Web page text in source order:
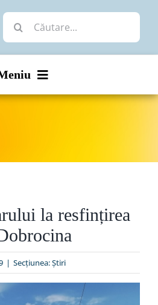
Cautare...
la resfințirea
| Secțiunea:Ştiri